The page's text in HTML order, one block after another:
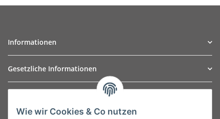
Informationen
Gesetzliche Informationen
Leibnizstraße 2a
Wie wir Cookies & Co nutzen